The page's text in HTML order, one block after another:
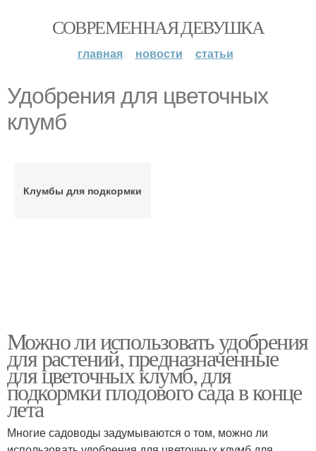
СОВРЕМЕННАЯ ДЕВУШКА
главная новости статьи
Удобрения для цветочных
клумб
Клумбы для подкормки
Можно ли использовать удобрения
для растений, предназначенные
для цветочных клумб, для
подкормки плодового сада в конце
лета
Многие садоводы задумываются о том, можно ли